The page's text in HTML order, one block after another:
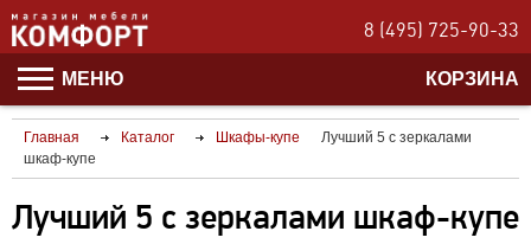
8 (495) 725-90-33
МЕНЮ КОРЗИНА
Главная Каталог Шкафы-купе
Лучший 5 с зеркалами
шкаф-купе
Лучший 5 с зеркалами шкаф-купе